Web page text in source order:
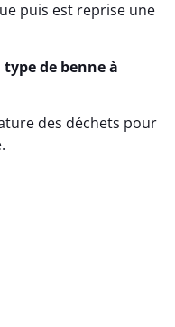
puis est reprise une
de benne à
des déchets pour